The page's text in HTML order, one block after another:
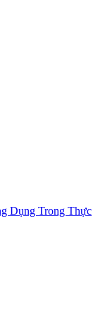
Dụng Trong Thực